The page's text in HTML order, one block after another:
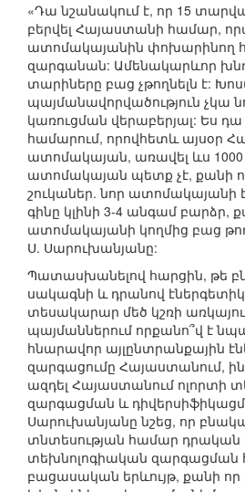
«Դա նշանակում է, որ 15 տարվա
բերվել Հայաստանի համար,
ատոմակայանին փոխարինող
զարգանան: Ամենակարևոր
տարիները բաց չթողնելն է:
պայմանավորվածություն չկա
կառուցման վերաբերյալ: Ես
համարում, որովհետև այսօր
ատոմակայան, առավել ևս
ատոմակայան պետք չէ, քանի
շուկաներ. նոր ատոմակայանի
գինը կլինի 3-4 անգամ բարձր,
ատոմակայանի կողմից բաց
Ս. Սարուխանյանը:
Պատասխանելով հարցին, թե
սակագնի և դրանով
տեսակարար մեծ կշռի
պայմաններում որքանո՞վ է
հնարավոր այլընտրանքային
զարգացումը Հայաստանում,
ազդել Հայաստանում ոլորտի
զարգացման և
Սարուխանյանը նշեց, որ
տնտեսության համար դրական
տեխնոլոգիական զարգացման
բացասական երևույթ, քանի